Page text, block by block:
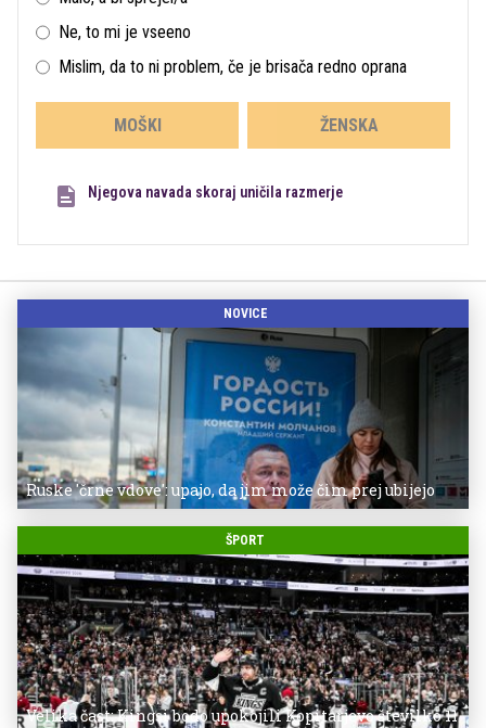
Ne, to mi je vseeno
Mislim, da to ni problem, če je brisača redno oprana
MOŠKI ŽENSKA
Njegova navada skoraj uničila razmerje
NOVICE
Ruske 'črne vdove': upajo, da jim može čim prej ubijejo
ŠPORT
Velika čast: Kingsi bodo upokojili Kopitarjevo številko 11